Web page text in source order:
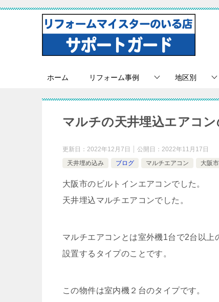
ホーム リフォーム事例 地区別
マルチの天井埋込エアコ
更新日： 2022年12月7日 公開日： 2022年11月17日
天井埋め込み
ブログ マルチエアコン 大阪市
大阪市のビルトインエアコンでした。
天井埋込マルチエアコンでした。
マルチエアコンとは室外機1台で2台以上
設置するタイプのことです。
この物件は室内機２台のタイプです。